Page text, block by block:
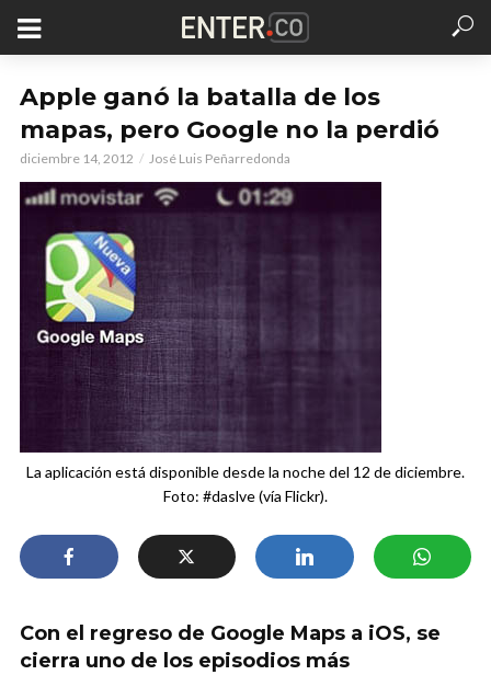
Apple ganó la batalla de los
mapas, pero Google no la perdió
diciembre 14, 2012 José Luis Peñarredonda
La aplicación está disponible desde la noche del 12 de diciembre.
Foto: #daslve (vía Flickr).
Con el regreso de Google Maps a iOS, se
cierra uno de los episodios más